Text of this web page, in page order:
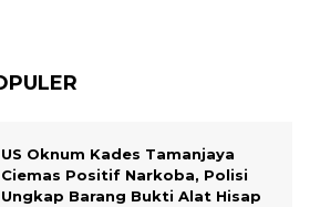
US Oknum Kades Tamanjaya
Ciemas Positif Narkoba, Polisi
Ungkap Barang Bukti Alat Hisap